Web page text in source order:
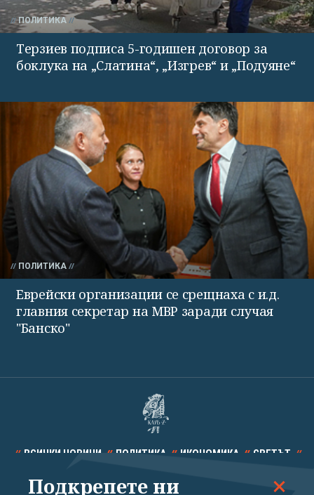
ПОЛИТИКА
Терзиев подписа 5-годишен договор за
боклука на „Слатина“, „Изгрев“ и „Подуяне“
ПОЛИТИКА
Еврейски организации се срещнаха с и.д.
главния секретар на МВР заради случая
"Банско"
ВСИЧКИ НОВИНИ ПОЛИТИКА ИКОНОМИКА СВЕТЪТ
СПОРТ КУЛТУРА ТЕХНОЛОГИИ КАЛЕЙДОСКОП
Подкрепете ни